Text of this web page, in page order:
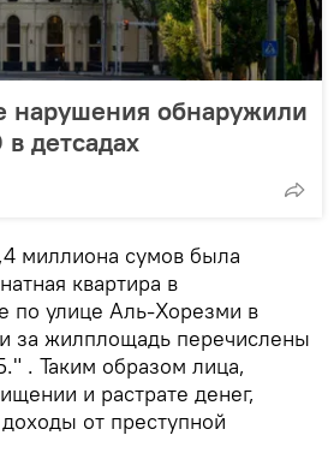
нарушения обнаружили
детсадах
миллиона сумов была
квартира в
по улице Аль-Хорезми в
за жилплощадь перечислены
. Таким образом лица,
и растрате денег,
от преступной